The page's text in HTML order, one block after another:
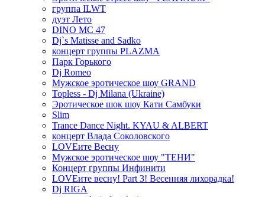
группа ILWT
дуэт Лето
DINO MC 47
Dj`s Matisse and Sadko
концерт группы PLAZMA
Парк Горького
Dj Romeo
Мужское эротическое шоу GRAND
Topless - Dj Milana (Ukraine)
Эротическое шок шоу Кати Самбуки
Slim
Trance Dance Night. KYAU & ALBERT
концерт Влада Соколовского
LOVEите Весну
Мужское эротическое шоу "ТЕНИ"
Концерт группы Инфинити
LOVEите весну! Part 3! Весенняя лихорадка!
Dj RIGA